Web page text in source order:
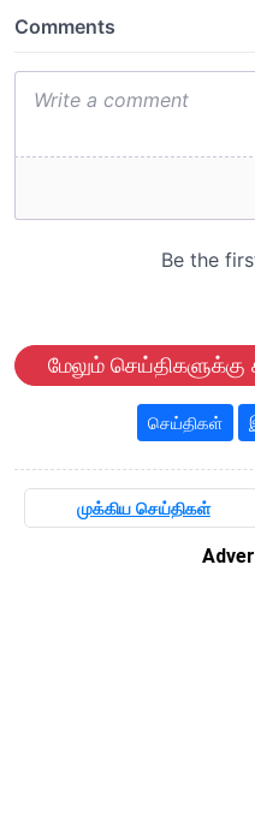
மேலும்
செய்திகள்
முக்கிய செய்திகள்